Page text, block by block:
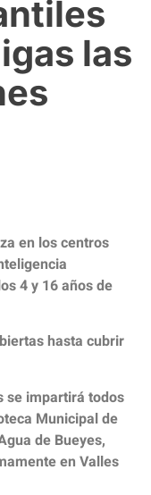
las
en los centros
4 y 16 años de
hasta cubrir
se impartirá todos
Municipal de
de Bueyes,
en Valles